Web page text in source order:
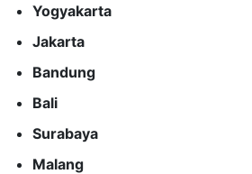
Yogyakarta
Jakarta
Bandung
Bali
Surabaya
Malang